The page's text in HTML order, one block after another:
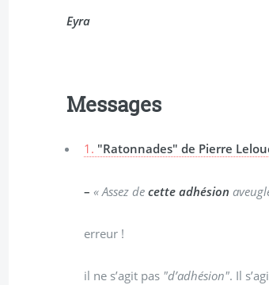
Eyra
Messages
1. "Ratonnades" de Pierre
– « Assez decette adhésion
erreur !
il ne s’agit pas "d’adhésion". Il